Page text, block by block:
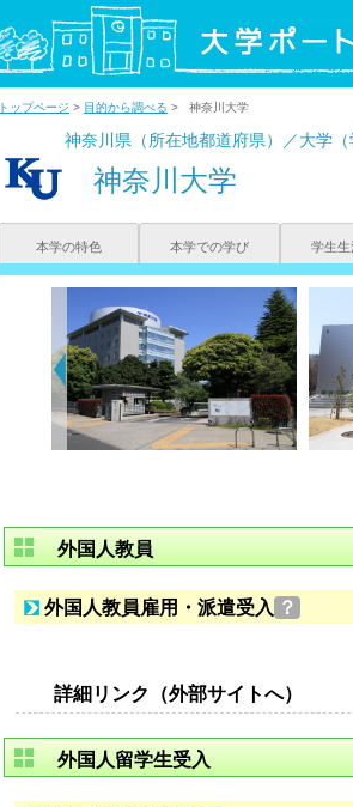
トップページ > 目的から調べる > 神奈川大学
神奈川県（所在地都道府県）／大学（
神奈川大学
本学の特色 本学での学び 学生生
外国人教員
外国人教員雇用・派遣受入 ？
詳細リンク（外部サイトへ）
外国人留学生受入